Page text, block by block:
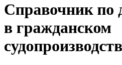
Справочник по
в гражданском